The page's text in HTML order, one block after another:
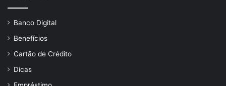
Banco Digital
Benefícios
Cartão de Crédito
Dicas